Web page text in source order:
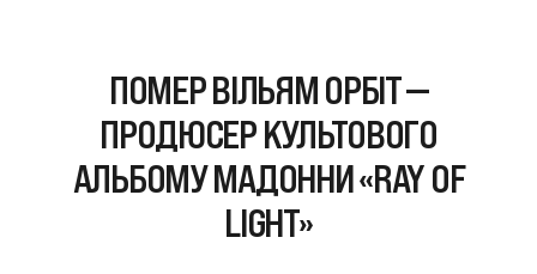
ПОМЕР ВІЛЬЯМ ОРБІТ —
ПРОДЮСЕР КУЛЬТОВОГО
АЛЬБОМУ МАДОННИ «RAY OF
LIGHT»